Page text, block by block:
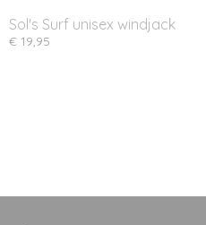
Sol's Surf unisex windjack
€ 19,95